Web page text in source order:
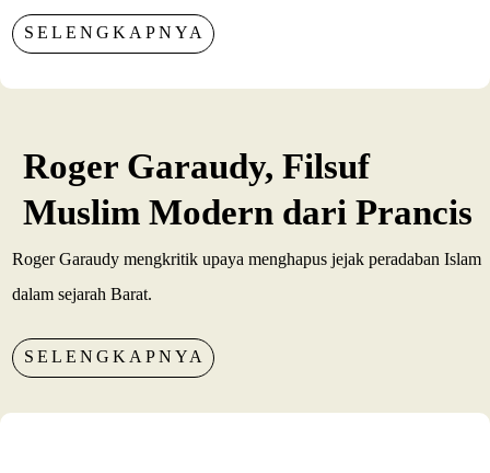
SELENGKAPNYA
Roger Garaudy, Filsuf
Muslim Modern dari Prancis
Roger Garaudy mengkritik upaya menghapus jejak peradaban Islam
dalam sejarah Barat.
SELENGKAPNYA